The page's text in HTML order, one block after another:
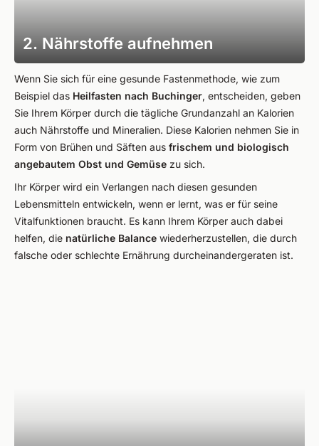
2. Nährstoffe aufnehmen
Wenn Sie sich für eine gesunde Fastenmethode, wie zum
Beispiel das Heilfasten nach Buchinger, entscheiden, geben
Sie Ihrem Körper durch die tägliche Grundanzahl an Kalorien
auch Nährstoffe und Mineralien. Diese Kalorien nehmen Sie in
Form von Brühen und Säften aus frischem und biologisch
angebautem Obst und Gemüse zu sich.
Ihr Körper wird ein Verlangen nach diesen gesunden
Lebensmitteln entwickeln, wenn er lernt, was er für seine
Vitalfunktionen braucht. Es kann Ihrem Körper auch dabei
helfen, die natürliche Balance wiederherzustellen, die durch
falsche oder schlechte Ernährung durcheinandergeraten ist.